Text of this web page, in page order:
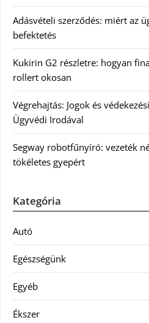
Adásvételi szerződés: miért az
befektetés
Kukirin G2 részletre: hogyan
rollert okosan
Végrehajtás: Jogok és
Ügyvédi Irodával
Segway robotfűnyíró: vezeték
tökéletes gyepért
Kategória
Autó
Egészségünk
Egyéb
Ékszer